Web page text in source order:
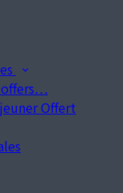
offers…
Offert